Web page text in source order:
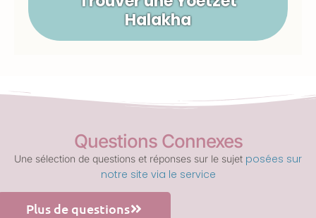
Halakha
Questions Connexes
Une sélection de questions et réponses sur le sujet posées sur
notre site via le service
Plus de questions